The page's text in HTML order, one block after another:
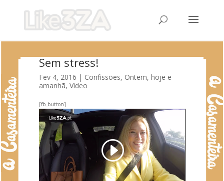
Sem stress!
Fev 4, 2016 | Confissões, Ontem, hoje e
amanhã, Video
[fb_button]